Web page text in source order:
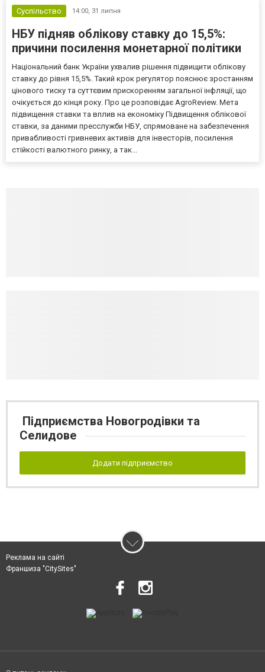
Суспільство 14:00, 31 липня
НБУ підняв облікову ставку до 15,5%:
причини посилення монетарної політики
Національний банк України ухвалив рішення підвищити облікову
ставку до рівня 15,5%. Такий крок регулятор пояснює зростанням
цінового тиску та суттєвим прискоренням загальної інфляції, що
очікується до кінця року. Про це розповідає AgroReview. Мета
підвищення ставки та вплив на економіку Підвищення облікової
ставки, за даними пресслужби НБУ, спрямоване на забезпечення
привабливості гривневих активів для інвесторів, посилення
стійкості валютного ринку, а так...
Підприємства Новогродівки та
Селидове
Додати підприємство
Реклама на сайті
Франшиза "CitySites"